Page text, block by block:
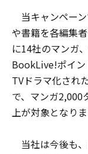
当キャンペー
や書籍を各編集
に14社のマンガ
BookLive!ポイン
TVドラマ化され
で、マンガ2,000
上が対象となりま
当社は今後も